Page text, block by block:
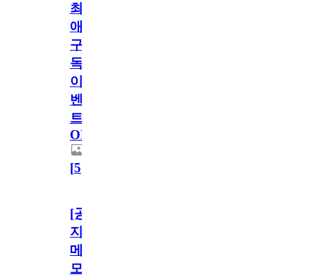
최
애
구
독
이
벤
트
OPEN!
[5]
[공
지]
메
모